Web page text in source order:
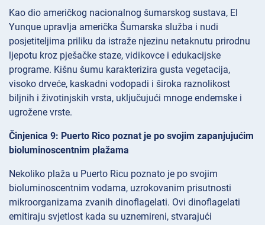
Kao dio američkog nacionalnog šumarskog sustava, El
Yunque upravlja američka Šumarska služba i nudi
posjetiteljima priliku da istraže njezinu netaknutu prirodnu
ljepotu kroz pješačke staze, vidikovce i edukacijske
programe. Kišnu šumu karakterizira gusta vegetacija,
visoko drveće, kaskadni vodopadi i široka raznolikost
biljnih i životinjskih vrsta, uključujući mnoge endemske i
ugrožene vrste.
Činjenica 9: Puerto Rico poznat je po svojim zapanjujućim
bioluminoscentnim plažama
Nekoliko plaža u Puerto Ricu poznato je po svojim
bioluminoscentnim vodama, uzrokovanim prisutnosti
mikroorganizama zvanih dinoflagelati. Ovi dinoflagelati
emitiraju svjetlost kada su uznemireni, stvarajući